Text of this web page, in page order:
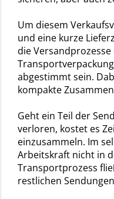
Um diesem
und eine kurze
die
abgestimmt sein.
kompakte
Geht ein Teil der
verloren, kostet es
einzusammeln. Im
Arbeitskraft nicht in
Transportprozess
restlichen